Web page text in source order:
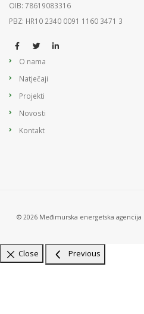
OIB: 78619083316
PBZ: HR10 2340 0091 1160 3471 3
O nama
Natječaji
Projekti
Novosti
Kontakt
© 2026 Međimurska energetska agencija
Close Previous